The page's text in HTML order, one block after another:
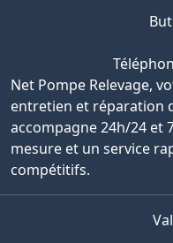
Net Pompe Relevage,
entretien et réparation
accompagne 24h/24 et
mesure et un service
compétitifs.